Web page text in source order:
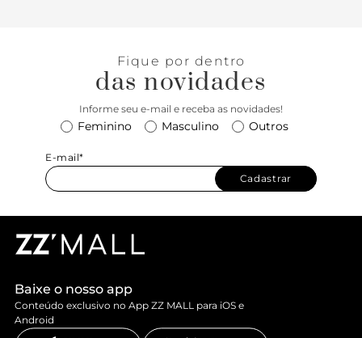
Fique por dentro
das novidades
Informe seu e-mail e receba as novidades!
Feminino Masculino Outros
E-mail*
Cadastrar
Baixe o nosso app
Conteúdo exclusivo no App ZZ MALL para iOS e
Android